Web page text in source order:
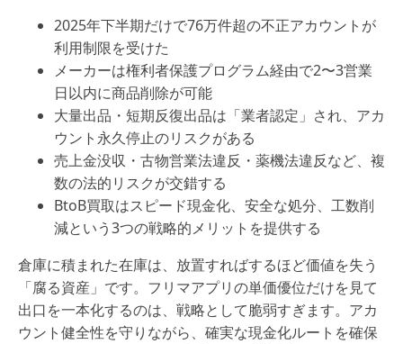
2025年下半期だけで76万件超の不正アカウントが
利用制限を受けた
メーカーは権利者保護プログラム経由で2〜3営業
日以内に商品削除が可能
大量出品・短期反復出品は「業者認定」され、アカ
ウント永久停止のリスクがある
売上金没収・古物営業法違反・薬機法違反など、複
数の法的リスクが交錯する
BtoB買取はスピード現金化、安全な処分、工数削
減という3つの戦略的メリットを提供する
倉庫に積まれた在庫は、放置すればするほど価値を失う
「腐る資産」です。フリマアプリの単価優位だけを見て
出口を一本化するのは、戦略として脆弱すぎます。アカ
ウント健全性を守りながら、確実な現金化ルートを確保